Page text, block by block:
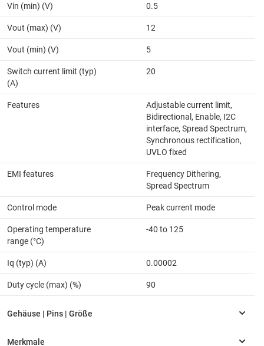
Vin (min) (V) 0.5
Vout (max) (V) 12
Vout (min) (V) 5
Switch current limit (typ)
(A)
20
Features
Adjustable current limit,
Bidirectional, Enable, I2C
interface, Spread Spectrum,
Synchronous rectification,
UVLO fixed
EMI features
Frequency Dithering,
Spread Spectrum
Control mode Peak current mode
Operating temperature
range (°C)
-40 to 125
Iq (typ) (A) 0.00002
Duty cycle (max) (%) 90